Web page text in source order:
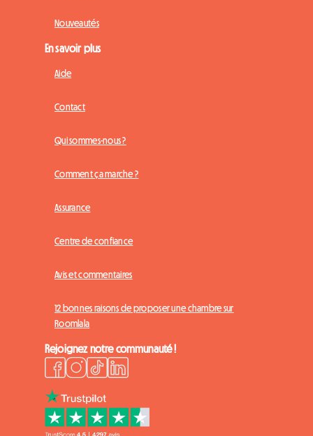
Nouveautés
En savoir plus
Aide
Contact
Qui sommes-nous ?
Comment ça marche ?
Assurance
Centre de confiance
Avis et commentaires
12 bonnes raisons de proposer une chambre sur
Roomlala
Rejoignez notre communauté !